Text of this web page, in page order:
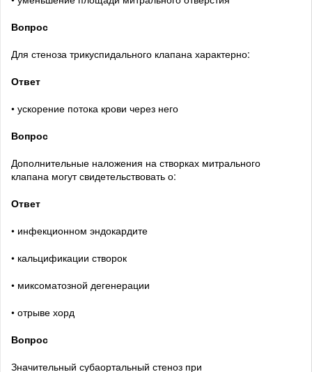
Вопрос
Для стеноза трикуспидального клапана характерно:
Ответ
• ускорение потока крови через него
Вопрос
Дополнительные наложения на створках митрального
клапана могут свидетельствовать о:
Ответ
• инфекционном эндокардите
• кальцификации створок
• миксоматозной дегенерации
• отрыве хорд
Вопрос
Значительный субаортальный стеноз при